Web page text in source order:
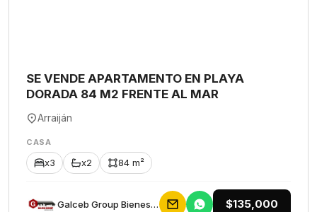
SE VENDE APARTAMENTO EN PLAYA
DORADA 84 M2 FRENTE AL MAR
Arraiján
CASA
x3 x2 84 m²
Galceb Group Bienes Raices $135,000